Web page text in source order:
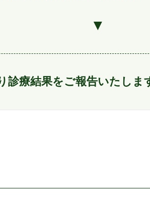
▼
療結果をご報告いたしま